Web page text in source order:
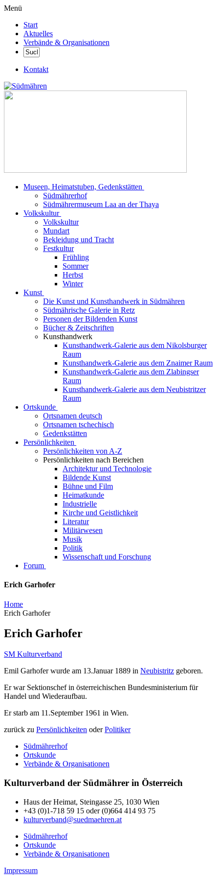
Menü
Start
Aktuelles
Verbände & Organisationen
Kontakt
Museen, Heimatstuben, Gedenkstätten
Südmährerhof
Südmährermuseum Laa an der Thaya
Volkskultur
Volkskultur
Mundart
Bekleidung und Tracht
Festkultur
Frühling
Sommer
Herbst
Winter
Kunst
Die Kunst und Kunsthandwerk in Südmähren
Südmährische Galerie in Retz
Personen der Bildenden Kunst
Bücher & Zeitschriften
Kunsthandwerk
Kunsthandwerk-Galerie aus dem Nikolsburger
Raum
Kunsthandwerk-Galerie aus dem Znaimer Raum
Kunsthandwerk-Galerie aus dem Zlabingser
Raum
Kunsthandwerk-Galerie aus dem Neubistritzer
Raum
Ortskunde
Ortsnamen deutsch
Ortsnamen tschechisch
Gedenkstätten
Persönlichkeiten
Persönlichkeiten von A-Z
Persönlichkeiten nach Bereichen
Architektur und Technologie
Bildende Kunst
Bühne und Film
Heimatkunde
Industrielle
Kirche und Geistlichkeit
Literatur
Militärwesen
Musik
Politik
Wissenschaft und Forschung
Forum
Erich Garhofer
Home
Erich Garhofer
Erich Garhofer
SM Kulturverband
Emil Garhofer wurde am 13.Januar 1889 in Neubistritz geboren.
Er war Sektionschef in österreichischen Bundesministerium für
Handel und Wiederaufbau.
Er starb am 11.September 1961 in Wien.
zurück zu Persönlichkeiten oderPolitiker
Südmährerhof
Ortskunde
Verbände & Organisationen
Kulturverband der Südmährer in Österreich
Haus der Heimat, Steingasse 25, 1030 Wien
+43 (0)1-718 59 15 oder (0)664 414 93 75
kulturverband@suedmaehren.at
Südmährerhof
Ortskunde
Verbände & Organisationen
Impressum